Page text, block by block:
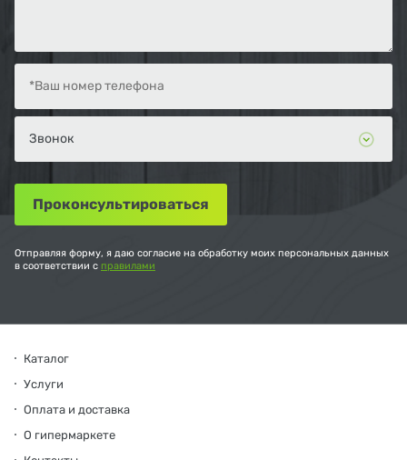
Отправляя форму, я даю согласие на обработку моих персональных данных
в соответствии с правилами
Каталог
Услуги
Оплата и доставка
О гипермаркете